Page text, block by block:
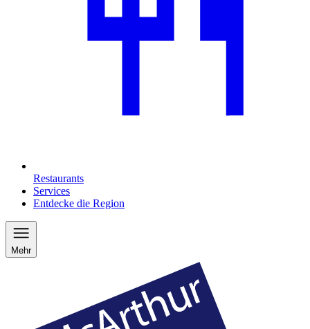
Restaurants
Services
Entdecke die Region
Mehr